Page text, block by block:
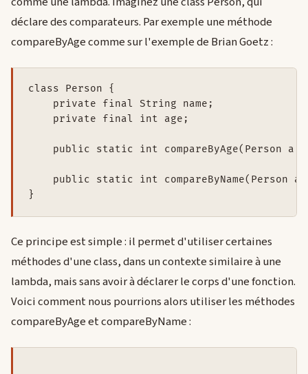
déclare des comparateurs. Par exemple une méthode
compareByAge comme sur l'exemple de Brian Goetz :
class Person {
    private final String name;
    private final int age;
public static int compareByAge(Person a,
public static int compareByName(Person
Ce principe est simple : il permet d'utiliser certaines
méthodes d'une class, dans un contexte similaire à une
lambda, mais sans avoir à déclarer le corps d'une fonction.
Voici comment nous pourrions alors utiliser les méthodes
compareByAge et compareByName :